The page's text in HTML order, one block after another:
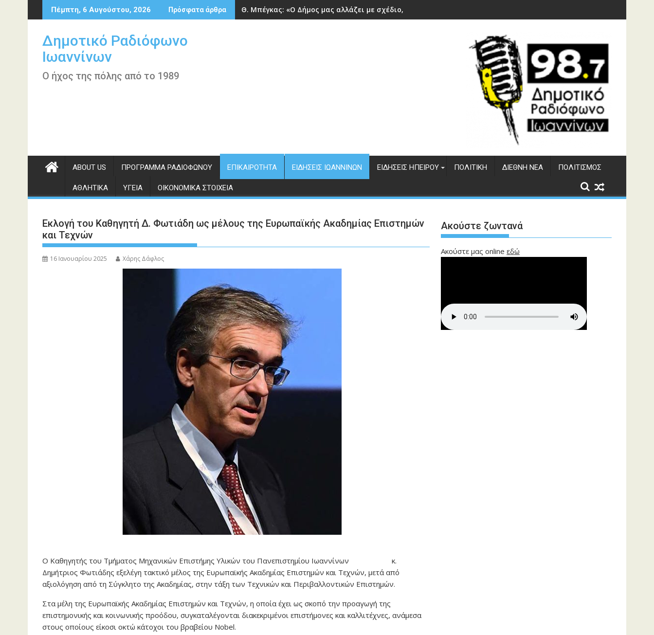
Περάστε
στο
Πέμπτη, 6 Αυγούστου, 2026 Πρόσφατα άρθρα Θ. Μπέγκας: «Ο Δήμος μας αλλάζει με σχέδιο, επιμονή και έργα που αφήνουν αποτύπωμα»
Δημοτικό Ραδιόφωνο
Ιωαννίνων
Ο ήχος της πόλης από το 1989
ABOUT US ΠΡΌΓΡΑΜΜΑ ΡΑΔΙΟΦΏΝΟΥ ΕΠΙΚΑΙΡΌΤΗΤΑ ΕΙΔΉΣΕΙΣ ΙΩΑΝΝΊΝΩΝ ΕΙΔΉΣΕΙΣ ΗΠΕΊΡΟΥ ΠΟΛΙΤΙΚΉ ΔΙΕΘΝΉ ΝΈΑ ΠΟΛΙΤΙΣΜΌΣ
ΑΘΛΗΤΙΚΆ ΥΓΕΊΑ ΟΙΚΟΝΟΜΙΚΆ ΣΤΟΙΧΕΊΑ
Εκλογή του Καθηγητή Δ. Φωτιάδη ως μέλους της Ευρωπαϊκής Ακαδημίας Επιστημών
και Τεχνών
16 Ιανουαρίου 2025 Χάρης Δάφλος
Ο Καθηγητής του Τμήματος Μηχανικών Επιστήμης Υλικών του Πανεπιστημίου Ιωαννίνων κ.
Δημήτριος Φωτιάδης εξελέγη τακτικό μέλος της Ευρωπαϊκής Ακαδημίας Επιστημών και Τεχνών, μετά από
αξιολόγηση από τη Σύγκλητο της Ακαδημίας, στην τάξη των Τεχνικών και Περιβαλλοντικών Επιστημών.
Στα μέλη της Ευρωπαϊκής Ακαδημίας Επιστημών και Τεχνών, η οποία έχει ως σκοπό την προαγωγή της
επιστημονικής και κοινωνικής προόδου, συγκαταλέγονται διακεκριμένοι επιστήμονες και καλλιτέχνες, ανάμεσα
στους οποίους είκοσι οκτώ κάτοχοι του βραβείου Nobel.
Ακούστε ζωντανά
Ακούστε μας online εδώ